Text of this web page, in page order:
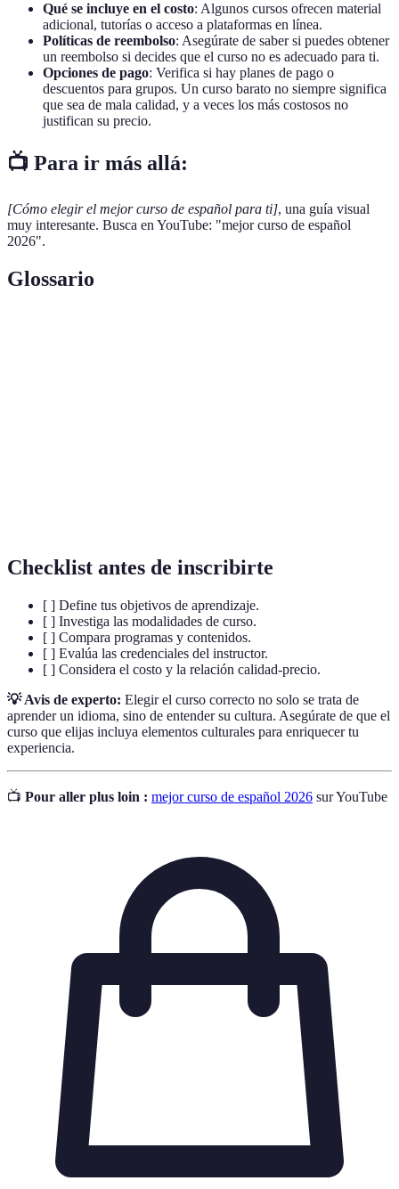
Qué se incluye en el costo: Algunos cursos ofrecen material
adicional, tutorías o acceso a plataformas en línea.
Políticas de reembolso: Asegúrate de saber si puedes obtener
un reembolso si decides que el curso no es adecuado para ti.
Opciones de pago: Verifica si hay planes de pago o
descuentos para grupos. Un curso barato no siempre significa
que sea de mala calidad, y a veces los más costosos no
justifican su precio.
📺 Para ir más allá:
[Cómo elegir el mejor curso de español para ti], una guía visual
muy interesante. Busca en YouTube: "mejor curso de español
2026".
Glossario
Checklist antes de inscribirte
[ ] Define tus objetivos de aprendizaje.
[ ] Investiga las modalidades de curso.
[ ] Compara programas y contenidos.
[ ] Evalúa las credenciales del instructor.
[ ] Considera el costo y la relación calidad-precio.
💡 Avis de experto: Elegir el curso correcto no solo se trata de
aprender un idioma, sino de entender su cultura. Asegúrate de que el
curso que elijas incluya elementos culturales para enriquecer tu
experiencia.
📺 Pour aller plus loin : mejor curso de español 2026 sur YouTube